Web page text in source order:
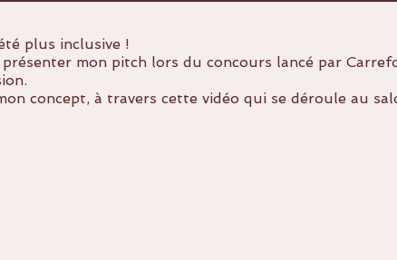
plus inclusive !
mon pitch lors du concours lancé par
concept, à travers cette vidéo qui se déroule au